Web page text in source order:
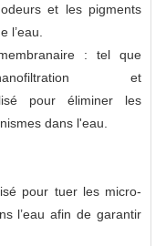
et les pigments
l’eau.
: tel que
et
pour éliminer les
dans l'eau.
pour tuer les micro-
l’eau afin de garantir